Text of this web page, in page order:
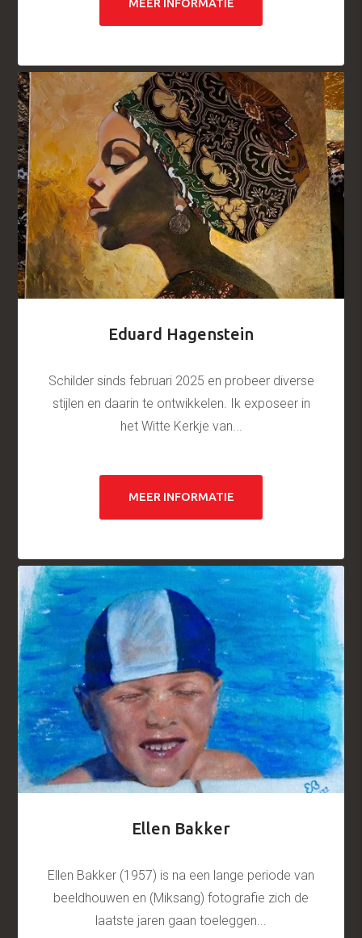
MEER INFORMATIE
Eduard Hagenstein
Schilder sinds februari 2025 en probeer diverse
stijlen en daarin te ontwikkelen. Ik exposeer in
het Witte Kerkje van...
MEER INFORMATIE
Ellen Bakker
Ellen Bakker (1957) is na een lange periode van
beeldhouwen en (Miksang) fotografie zich de
laatste jaren gaan toeleggen...